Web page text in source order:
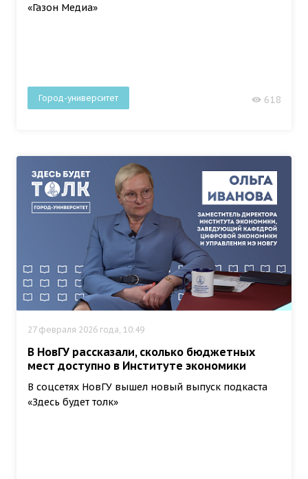
«Газон Медиа»
Город-университет 618
27 февраля 2026 года, 10:49
В НовГУ рассказали, сколько бюджетных
мест доступно в Институте экономики
В соцсетях НовГУ вышел новый выпуск подкаста
«Здесь будет толк»